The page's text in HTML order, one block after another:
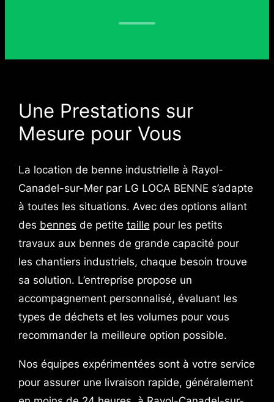
Une Prestations sur
Mesure pour Vous
La location de benne industrielle à Rayol-
Canadel-sur-Mer par LG LOCA BENNE s’adapte
à toutes les situations. Avec des options allant
des bennes de petite taille pour les petits
travaux aux bennes de grande capacité pour
les chantiers industriels, chaque besoin trouve
sa solution. L’entreprise propose un
accompagnement personnalisé, évaluant les
types de déchets et les volumes pour vous
recommander la meilleure option possible.
Nos équipes expérimentées sont à votre service
pour assurer une livraison rapide, généralement